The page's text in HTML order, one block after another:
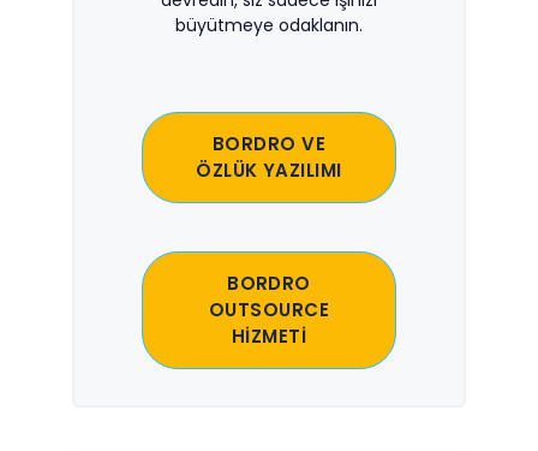
büyütmeye odaklanın.
BORDRO VE
ÖZLÜK YAZILIMI
BORDRO
OUTSOURCE
HİZMETİ